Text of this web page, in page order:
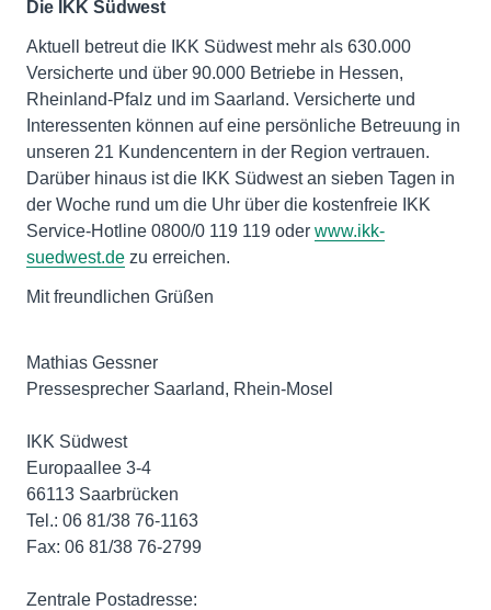
Die IKK Südwest
Aktuell betreut die IKK Südwest mehr als 630.000
Versicherte und über 90.000 Betriebe in Hessen,
Rheinland-Pfalz und im Saarland. Versicherte und
Interessenten können auf eine persönliche Betreuung in
unseren 21 Kundencentern in der Region vertrauen.
Darüber hinaus ist die IKK Südwest an sieben Tagen in
der Woche rund um die Uhr über die kostenfreie IKK
Service-Hotline 0800/0 119 119 oder www.ikk-
suedwest.de zu erreichen.
Mit freundlichen Grüßen
Mathias Gessner
Pressesprecher Saarland, Rhein-Mosel
IKK Südwest
Europaallee 3-4
66113 Saarbrücken
Tel.: 06 81/38 76-1163
Fax: 06 81/38 76-2799
Zentrale Postadresse: